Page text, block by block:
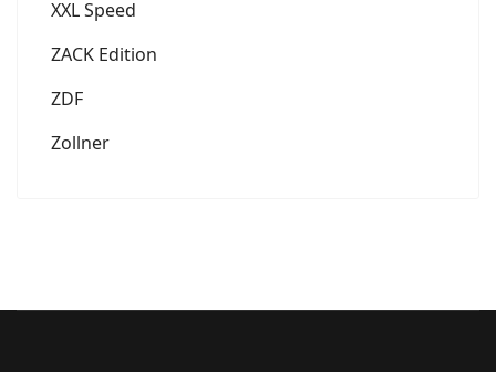
XXL Speed
ZACK Edition
ZDF
Zollner